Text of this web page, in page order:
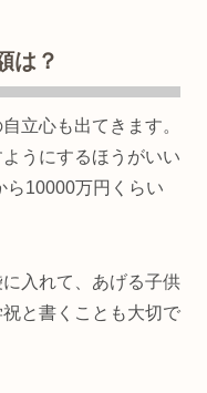
は？
立心も出てきます。
うにするほうがいい
ら10000万円くらい
入れて、あげる子供
と書くことも大切で